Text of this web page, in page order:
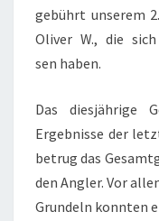
gebührt unse­rem
Oli­ver W., die
sen haben.
Das dies­jäh­ri­ge
Ergeb­nis­se der
betrug das
den Ang­ler. Vor
Grun­deln konn­ten